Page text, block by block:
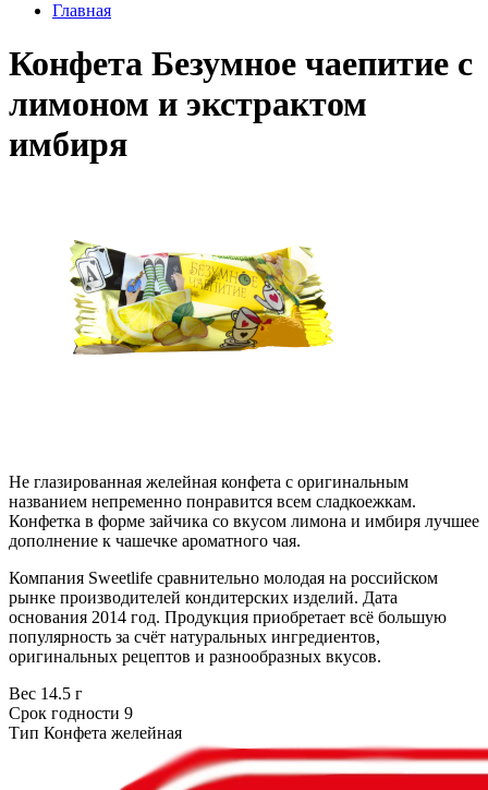
Главная
Конфета Безумное чаепитие с
лимоном и экстрактом
имбиря
Не глазированная желейная конфета с оригинальным
названием непременно понравится всем сладкоежкам.
Конфетка в форме зайчика со вкусом лимона и имбиря лучшее
дополнение к чашечке ароматного чая.
Компания Sweetlife сравнительно молодая на российском
рынке производителей кондитерских изделий. Дата
основания 2014 год. Продукция приобретает всё большую
популярность за счёт натуральных ингредиентов,
оригинальных рецептов и разнообразных вкусов.
Вес 14.5 г
Срок годности 9
Тип Конфета желейная